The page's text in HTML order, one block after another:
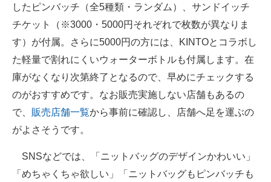
したピンバッチ（全5種類・ランダム）、サンドイッチ
チケット（※3000・5000円それぞれで枚数が異なりま
す）が付属。さらに5000円の方には、KINTOとコラボし
た軽量で割れにくいウォーターボトルも付属します。在
庫がなくなり次第終了となるので、早めにチェックする
のがおすすめです。なお販売実施しない店舗もあるの
で、 販売店舗一覧から事前に確認し、店舗へ足を運ぶの
がよさそうです。
SNSなどでは、「ニットバッグのデザインかわいい」
「めちゃくちゃ欲しい」「ニットバッグもピンバッチも